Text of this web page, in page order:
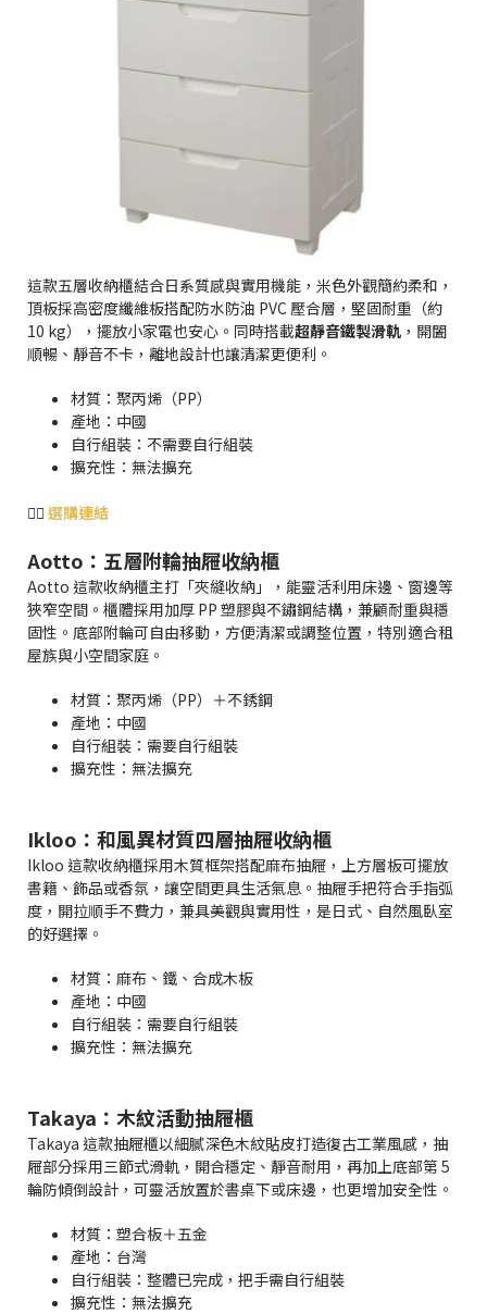
這款五層收納櫃結合日系質感與實用機能，米色外觀簡約柔和，
頂板採高密度纖維板搭配防水防油 PVC 壓合層，堅固耐重（約
10 kg），擺放小家電也安心。同時搭載超靜音鐵製滑軌 ，開闔
順暢、靜音不卡，離地設計也讓清潔更便利。
材質：聚丙烯（PP）
產地：中國
自行組裝：不需要自行組裝
擴充性：無法擴充
👉🏻 選購連結
Aotto：五層附輪抽屜收納櫃
Aotto 這款收納櫃主打「夾縫收納」，能靈活利用床邊、窗邊等
狹窄空間。櫃體採用加厚 PP 塑膠與不鏽鋼結構，兼顧耐重與穩
固性。底部附輪可自由移動，方便清潔或調整位置，特別適合租
屋族與小空間家庭。
材質：聚丙烯（PP）＋不銹鋼
產地：中國
自行組裝：需要自行組裝
擴充性：無法擴充
Ikloo：和風異材質四層抽屜收納櫃
Ikloo 這款收納櫃採用木質框架搭配麻布抽屜，上方層板可擺放
書籍、飾品或香氛，讓空間更具生活氣息。抽屜手把符合手指弧
度，開拉順手不費力，兼具美觀與實用性，是日式、自然風臥室
的好選擇。
材質：麻布、鐵、合成木板
產地：中國
自行組裝：需要自行組裝
擴充性：無法擴充
Takaya：木紋活動抽屜櫃
Takaya 這款抽屜櫃以細膩深色木紋貼皮打造復古工業風感，抽
屜部分採用三節式滑軌，開合穩定、靜音耐用，再加上底部第 5
輪防傾倒設計，可靈活放置於書桌下或床邊，也更增加安全性。
材質：塑合板＋五金
產地：台灣
自行組裝：整體已完成，把手需自行組裝
擴充性：無法擴充